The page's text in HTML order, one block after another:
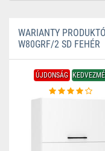
WARIANTY
W80GRF/2 SD FEHÉR
ÚJDONSÁG